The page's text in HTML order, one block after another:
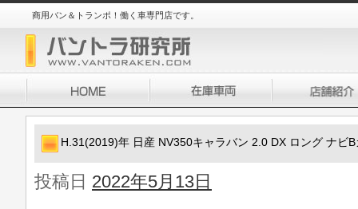
商用バン＆トランポ！働く車専門店です。
H.31(2019)年 日産 NV350キャラバン 2.0 DX ロング ナビ
投稿日 2022年5月13日